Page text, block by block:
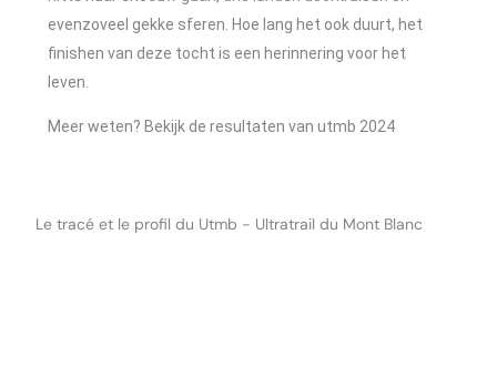
evenzoveel gekke sferen. Hoe lang het ook duurt, het
finishen van deze tocht is een herinnering voor het
leven.
Meer weten? Bekijk de resultaten van utmb 2024
Le tracé et le profil du Utmb - Ultratrail du Mont Blanc